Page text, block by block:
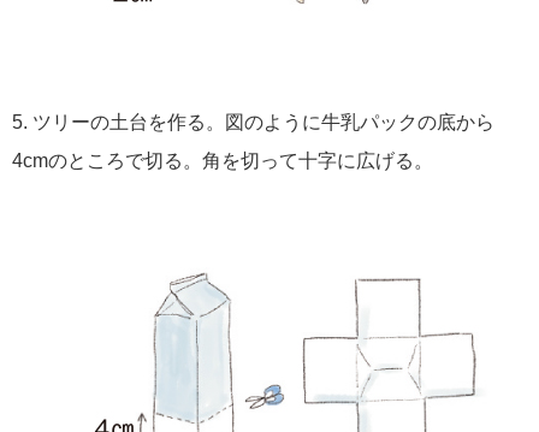
5. ツリーの土台を作る。図のように牛乳パックの底から
4cmのところで切る。角を切って十字に広げる。